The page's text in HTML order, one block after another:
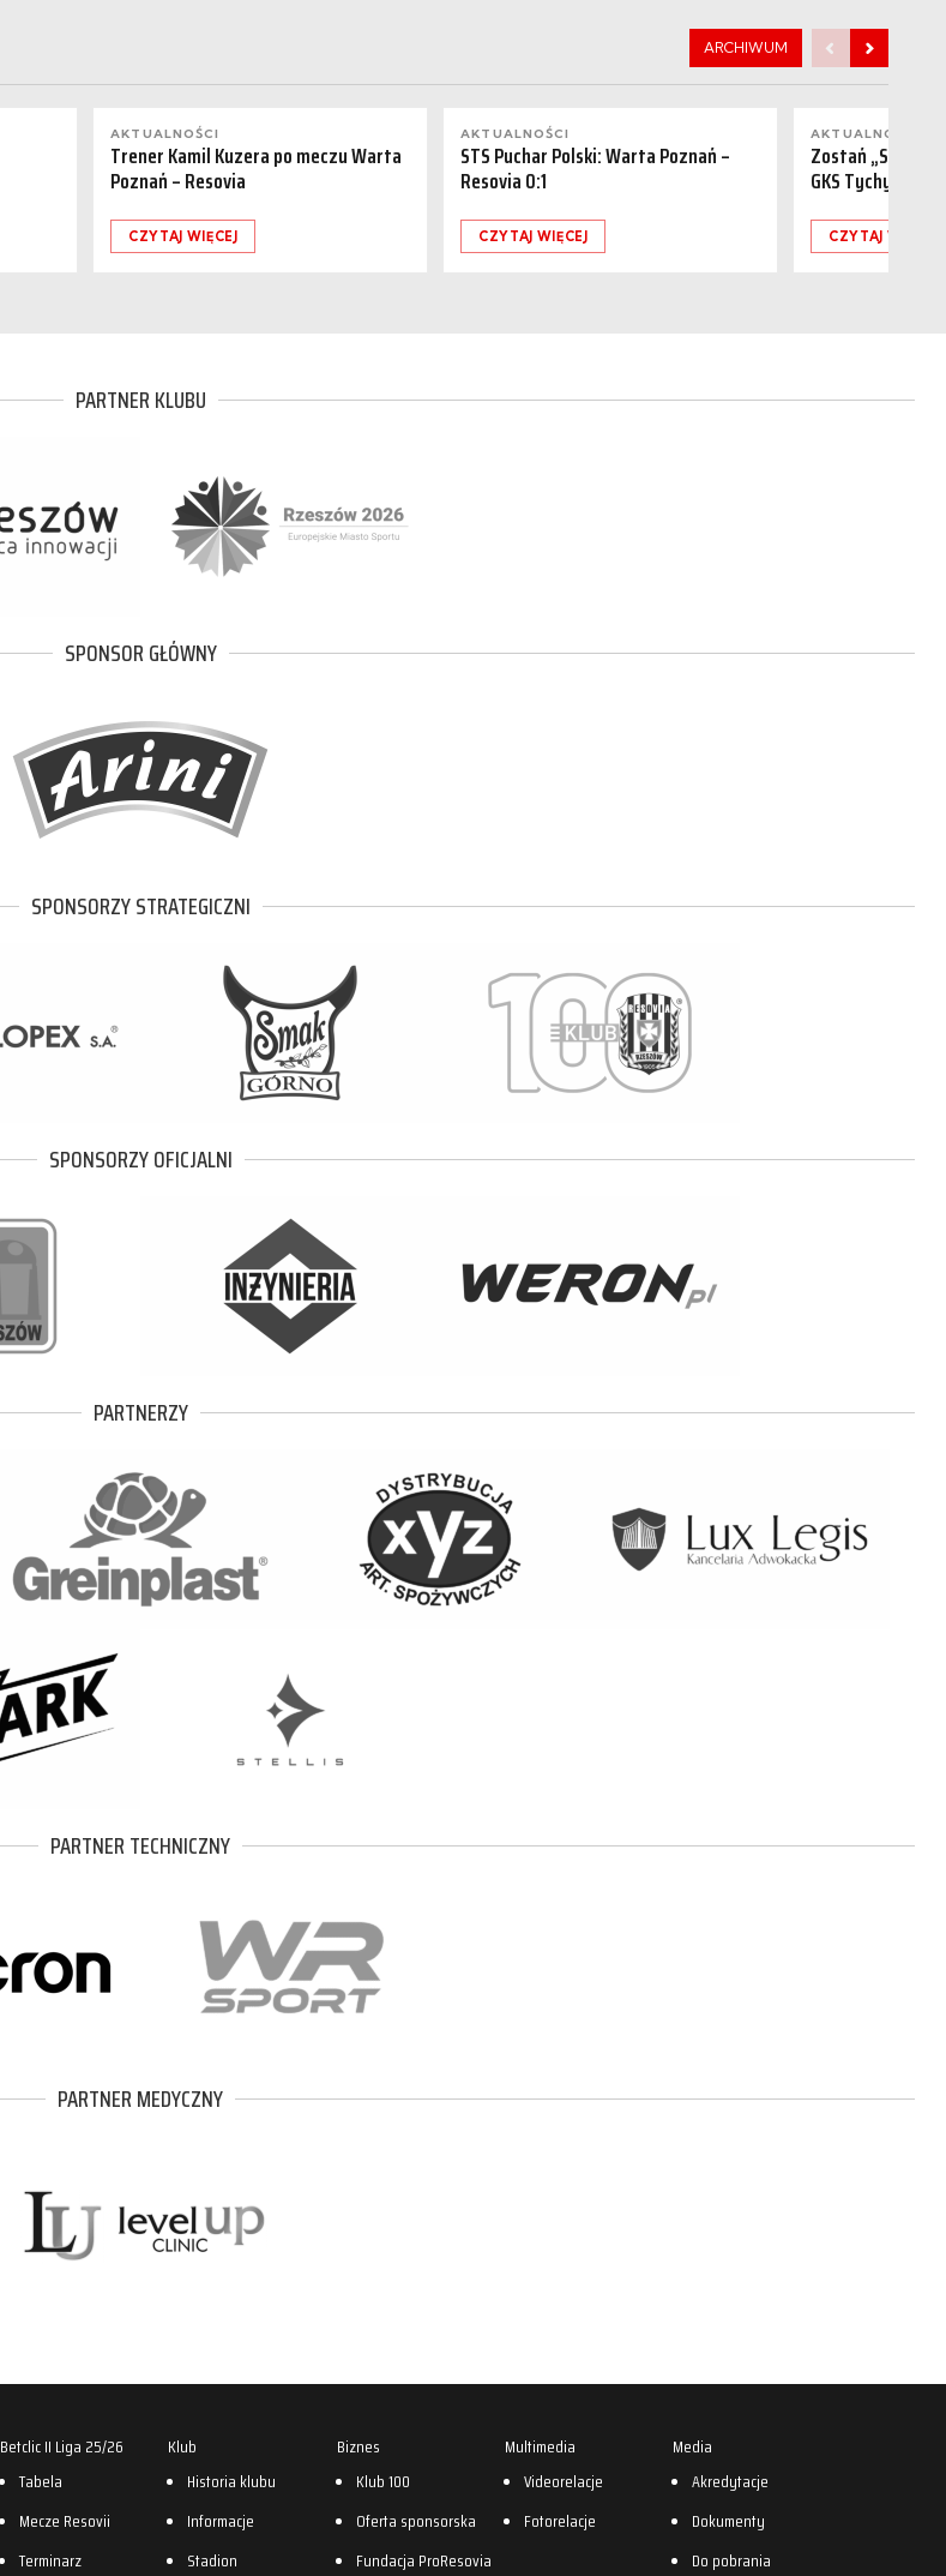
ARCHIWUM
AKTUALNOŚCI
Trener Kamil Kuzera po meczu Warta
Poznań – Resovia
CZYTAJ WIĘCEJ
AKTUALNOŚCI
STS Puchar Polski: Warta Poznań –
Resovia 0:1
CZYTAJ WIĘCEJ
AKTUALNOŚCI
Zostań
GKS Tychy
CZYTAJ WIĘCEJ
PARTNER KLUBU
SPONSOR GŁÓWNY
SPONSORZY STRATEGICZNI
SPONSORZY OFICJALNI
PARTNERZY
PARTNER TECHNICZNY
PARTNER MEDYCZNY
Betclic II Liga 25/26
Tabela
Mecze Resovii
Terminarz
Klub
Historia klubu
Informacje
Stadion
Biznes
Klub 100
Oferta sponsorska
Fundacja ProResovia
Multimedia
Videorelacje
Fotorelacje
Media
Akredytacje
Dokumenty
Do pobrania